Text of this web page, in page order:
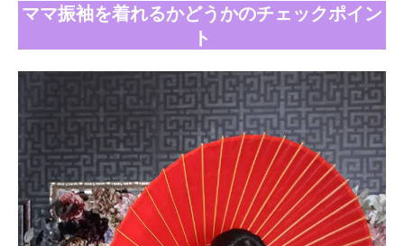
ママ振袖を着れるかどうかのチェックポイン
ト